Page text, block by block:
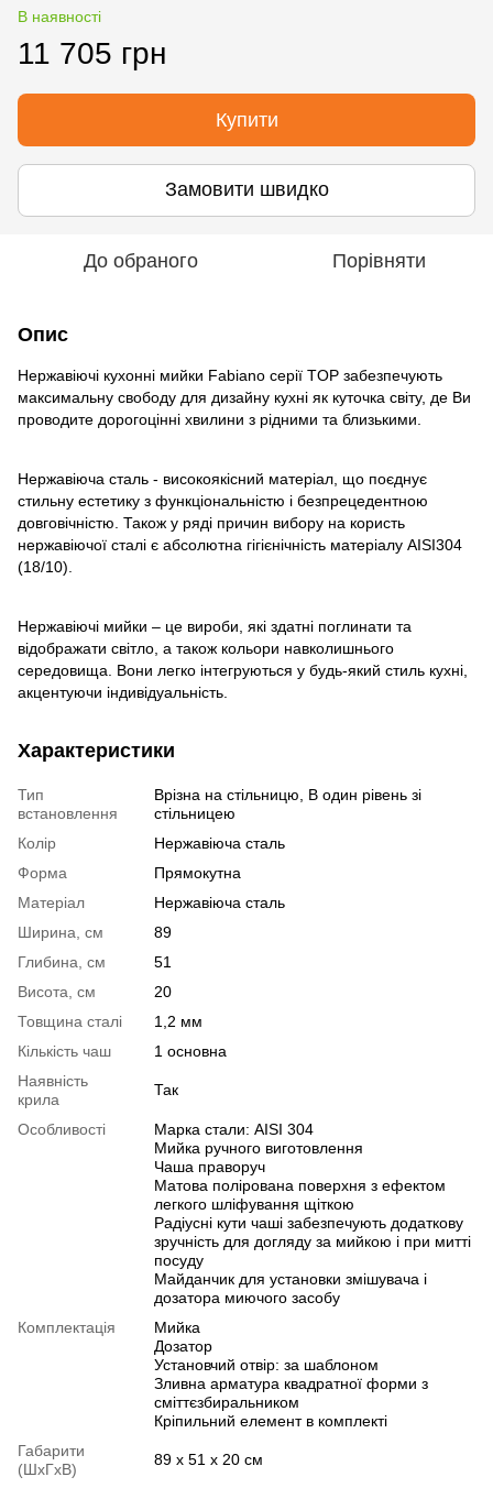
В наявності
11 705 грн
Купити
Замовити швидко
До обраного Порівняти
Опис
Нержавіючі кухонні мийки Fabiano серії TOP забезпечують
максимальну свободу для дизайну кухні як куточка світу, де Ви
проводите дорогоцінні хвилини з рідними та близькими.
Нержавіюча сталь - високоякісний матеріал, що поєднує
стильну естетику з функціональністю і безпрецедентною
довговічністю. Також у ряді причин вибору на користь
нержавіючої сталі є абсолютна гігієнічність матеріалу AISI304
(18/10).
Нержавіючі мийки – це вироби, які здатні поглинати та
відображати світло, а також кольори навколишнього
середовища. Вони легко інтегруються у будь-який стиль кухні,
акцентуючи індивідуальність.
Характеристики
Тип
встановлення
Врізна на стільницю, В один рівень зі
стільницею
Колір
Нержавіюча сталь
Форма
Прямокутна
Матеріал
Нержавіюча сталь
Ширина, см
89
Глибина, см
51
Висота, см
20
Товщина сталі
1,2 мм
Кількість чаш
1 основна
Наявність
крила
Так
Особливості
Марка стали: AISI 304
Мийка ручного виготовлення
Чаша праворуч
Матова полірована поверхня з ефектом
легкого шліфування щіткою
Радіусні кути чаші забезпечують додаткову
зручність для догляду за мийкою і при митті
посуду
Майданчик для установки змішувача і
дозатора миючого засобу
Комплектація
Мийка
Дозатор
Установчий отвір: за шаблоном
Зливна арматура квадратної форми з
сміттєзбиральником
Кріпильний елемент в комплекті
Габарити
(ШхГхВ)
89 х 51 х 20 см